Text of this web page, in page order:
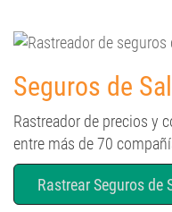
Seguros de
Rastreador de precios y
entre más de 70
Rastrear Seguros de